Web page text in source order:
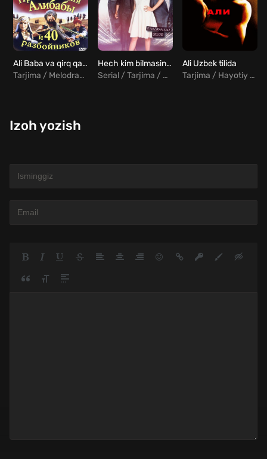
Ali Baba va qirq qaroqchining sarguzashtlari / Ali baba va 40 qaroqchi Uzbek Tilida
Tarjima / Melodrama / Sarguzasht / Hind
Hech kim bilmasin 78, 79, 80, 81, 82, 83, 84, 85, 86, 87, 88, 89, 90 qismlar Yangi turk serial Uzbek tilida
Serial / Tarjima / Jangari / Drama / Melodrama / Turk
Ali Uzbek tilida
Tarjima / Hayotiy / Drama
Izoh yozish